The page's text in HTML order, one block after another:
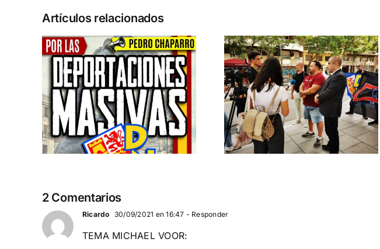
Artículos relacionados
Acto en Barcelona:
España y Serbia
contra el
separatismo
globalista
11 DE SEPTIEMBRE: DN EN BARCELONA
Crónica acto DN
contra la invasión
migratoria y el
gran reemplazo
MADRID 4 DE NOVIEMBRE
2 Comentarios
Ricardo 30/09/2021 en 16:47 - Responder
TEMA MICHAEL VOOR: